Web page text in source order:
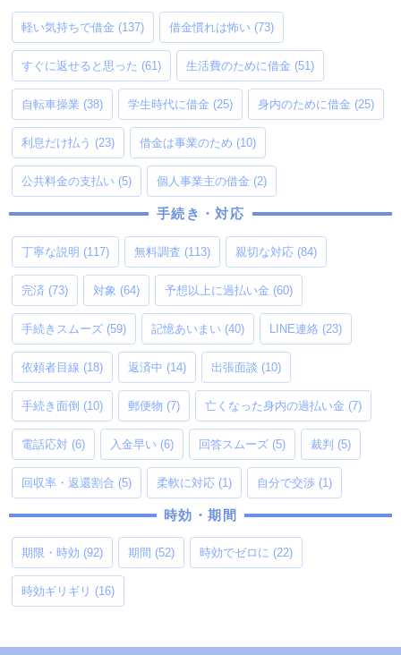
軽い気持ちで借金 (137) 借金慣れは怖い (73)
すぐに返せると思った (61) 生活費のために借金 (51)
自転車操業 (38) 学生時代に借金 (25) 身内のために借金 (25)
利息だけ払う (23) 借金は事業のため (10)
公共料金の支払い (5) 個人事業主の借金 (2)
手続き・対応
丁寧な説明 (117) 無料調査 (113) 親切な対応 (84)
完済 (73) 対象 (64) 予想以上に過払い金 (60)
手続きスムーズ (59) 記憶あいまい (40) LINE連絡 (23)
依頼者目線 (18) 返済中 (14) 出張面談 (10)
手続き面倒 (10) 郵便物 (7) 亡くなった身内の過払い金 (7)
電話応対 (6) 入金早い (6) 回答スムーズ (5) 裁判 (5)
回収率・返還割合 (5) 柔軟に対応 (1) 自分で交渉 (1)
時効・期間
期限・時効 (92) 期間 (52) 時効でゼロに (22)
時効ギリギリ (16)